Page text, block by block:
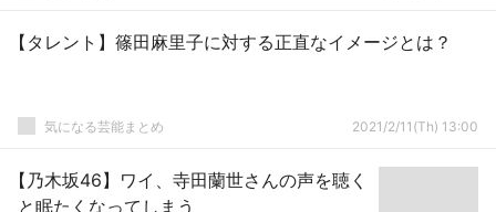
【タレント】篠田麻里子に対する正直なイメージとは？
気になる芸能まとめ 2021/2/11(Th) 13:00
【乃木坂46】ワイ、寺田蘭世さんの声を聴く
と眠たくなってしまう